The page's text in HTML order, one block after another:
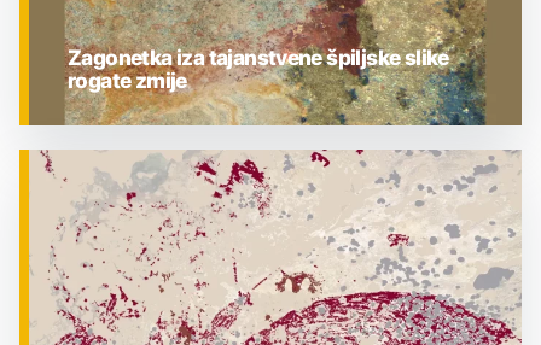
ZNANOST
Zagonetka iza tajanstvene špiljske slike
rogate zmije